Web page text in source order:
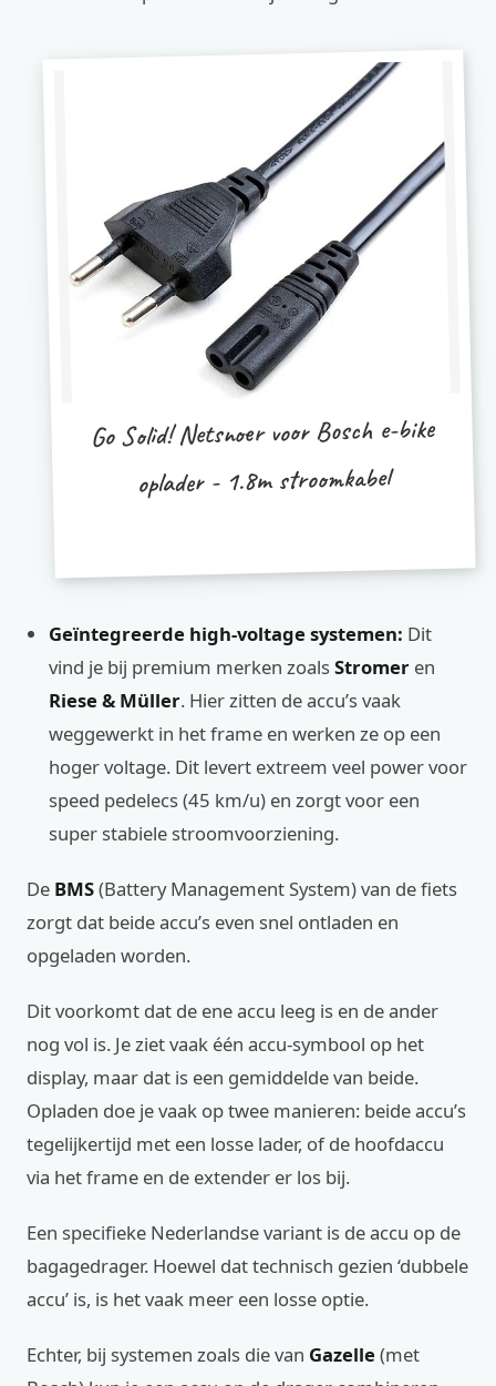
Go Solid! Netsnoer voor Bosch e-bike
oplader - 1.8m stroomkabel
Geïntegreerde high-voltage systemen: Dit
vind je bij premium merken zoalsStromer en
Riese & Müller. Hier zitten de accu’s vaak
weggewerkt in het frame en werken ze op een
hoger voltage. Dit levert extreem veel power voor
speed pedelecs (45 km/u) en zorgt voor een
super stabiele stroomvoorziening.
De BMS(Battery Management System) van de fiets
zorgt dat beide accu’s even snel ontladen en
opgeladen worden.
Dit voorkomt dat de ene accu leeg is en de ander
nog vol is. Je ziet vaak één accu-symbool op het
display, maar dat is een gemiddelde van beide.
Opladen doe je vaak op twee manieren: beide accu’s
tegelijkertijd met een losse lader, of de hoofdaccu
via het frame en de extender er los bij.
Een specifieke Nederlandse variant is de accu op de
bagagedrager. Hoewel dat technisch gezien ‘dubbele
accu’ is, is het vaak meer een losse optie.
Echter, bij systemen zoals die van Gazelle(met